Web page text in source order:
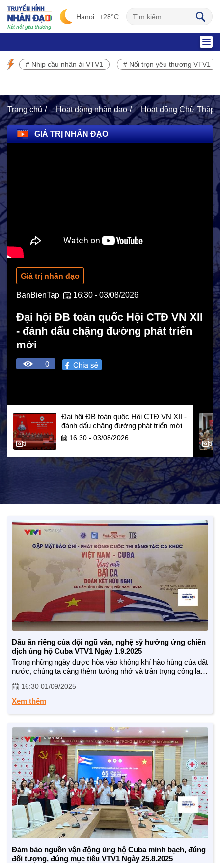
Hanoi +28°C
SỰ KIỆN NỔI BẬT
Hoạt động Chữ Thập đỏ
Hoạt động nhân đạo cả nước
CHÍNH SÁCH AN SINH
Giảm nghèo bền vững
Xây dựng Nông thôn mới
Bảo hiểm xã hội - Bảo hiểm y tế
Y tế và sức khỏe
# Nhịp cầu nhân ái VTV1 # Nối trọn yêu thương VTV1
Trang chủ Hoạt động nhân đạo Hoạt động Chữ Thập
GIÁ TRỊ NHÂN ĐẠO
Giá trị nhân đạo
BanBienTap 16:30 - 03/08/2026
Đại hội ĐB toàn quốc Hội CTĐ VN XII
- đánh dấu chặng đường phát triển
mới
0
Đại hội ĐB toàn quốc Hội CTĐ VN XII -
đánh dấu chặng đường phát triển mới
16:30 - 03/08/2026
Dấu ấn riêng của đội ngũ văn, nghệ sỹ hưởng ứng chiến
dịch ủng hộ Cuba VTV1 Ngày 1.9.2025
Trong những ngày được hòa vào không khí hào hùng của đất
nước, chúng ta càng thêm tưởng nhớ và trân trọng công lao
Cách nửa vòng trái đất, nhưng nhân dân Cuba luôn sát cánh
cùng dân tộc Việt Nam trong mọi hoàn cảnh. Giờ đây, khi
Cuba cần, người Việt Nam sẵn sàng sẻ chia, tương trợ. Với
đội ngũ văn, nghệ sỹ, họ cũng đang có những cách thức rất
Theo dõi chúng tôi:
TTĐT: https://nhandaovtv.vn/
Zalo: https://zalo.me/1765109299729193408
Facebook: https://www.facebook.com/nhandaovtv.v...
Lotus: https://lotus.vn/w/profile/7494874635...
Youtube: https://www.youtube.com/channel/UCdHH...
Trân trọng cảm ơn !
16:30 01/09/2025
Xem thêm
Đảm bảo nguồn vận động ủng hộ Cuba minh bạch, đúng
đối tượng, đúng mục tiêu VTV1 Ngày 25.8.2025